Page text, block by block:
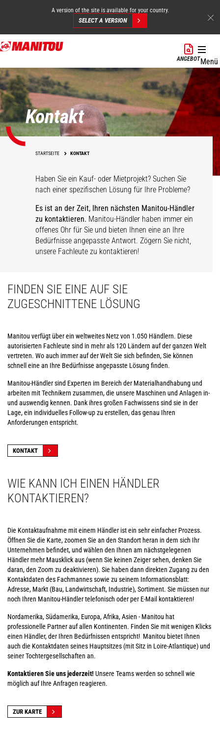
Direkt
zum
A version of the site is available for your country.
SELECT A VERSION
ANGEBOTMenü
Kontakt
STARTSEITE KONTAKT
Haben Sie ein Kauf- oder Mietprojekt? Suchen Sie
nach einer spezifischen Lösung für Ihre Probleme?
Es ist an der Zeit, Ihren nächsten Manitou-Händler
zu kontaktieren. Manitou-Händler haben immer ein
offenes Ohr für Sie und bieten Ihnen eine an Ihre
Bedürfnisse angepasste Antwort. Zögern Sie nicht,
unsere Fachleute zu kontaktieren!
FINDEN SIE EINE AUF SIE
ZUGESCHNITTENE LÖSUNG
Manitou verfügt über ein weltweites Netz von 1.050 Händlern. Diese
autorisierten Fachleute sind in mehr als 120 Ländern auf der ganzen Welt
vertreten. Wo auch immer auf der Welt Sie sich befinden, Sie können
schnell eine an Ihre Bedürfnisse angepasste Lösung finden.
Manitou-Händler sind Experten im Bereich der Materialhandhabung und
arbeiten mit Technikern zusammen, die unsere Maschinen und Anlagen in-
und auswendig kennen. Dank ihres großen Fachwissens sind sie in der
Lage, ein individuelles Follow-up zu erstellen, das genau Ihren
Anforderungen entspricht.
KONTAKT
WIE KANN ICH EINEN HÄNDLER
KONTAKTIEREN?
Die Kontaktaufnahme mit einem Händler ist ein sehr einfacher Prozess.
Öffnen Sie die Karte, zoomen Sie an den Standort heran in dem sich Ihr
Unternehmen befindet, und wählen den Ihnen am nächstgelegenen
Händler mehr Mausklick aus (wenn Sie keinen Zeiger sehen, denken Sie
daran, den Zoom zu deaktivieren). Sie haben dann direkten Zugang zu den
Kontaktdaten des Fachmannes sowie zu seinem Informationsblatt:
Adresse, Markt (Bau, Landwirtschaft, Industrie), Sortiment. Sie müssen nur
noch Ihren Manitou-Händler telefonisch oder per E-Mail kontaktieren!
Nordamerika, Südamerika, Europa, Afrika, Asien - Manitou hat
professionelle Partner auf allen Kontinenten. Finden Sie mit wenigen Klicks
einen Händler, der Ihren Bedürfnissen entspricht! Manitou bietet Ihnen
auch die Kontaktdaten seines Hauptsitzes (mit Sitz in Loire-Atlantique) und
seiner Tochtergesellschaften an.
Kontaktieren Sie uns jederzeit! Unsere Teams werden so schnell wie
möglich auf Ihre Anfragen reagieren.
ZUR KARTE